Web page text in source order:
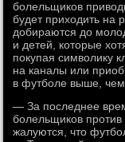
болельщиков
будет приходить на
добираются до
и детей, которые
покупая символику
на каналы или
в футболе выше,
— За последнее
болельщиков
жалуются, что